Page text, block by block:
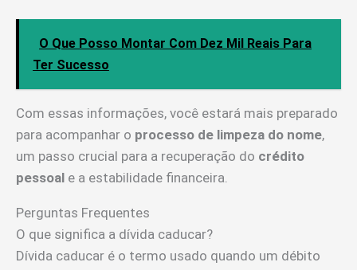
O Que Posso Montar Com Dez Mil Reais Para
Ter Sucesso
Com essas informações, você estará mais preparado
para acompanhar o processo de limpeza do nome,
um passo crucial para a recuperação do crédito
pessoal e a estabilidade financeira.
Perguntas Frequentes
O que significa a dívida caducar?
Dívida caducar é o termo usado quando um débito